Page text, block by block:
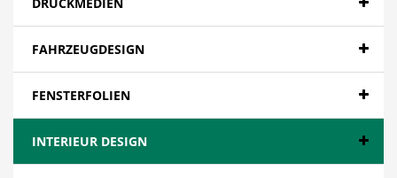
FAHRZEUGDESIGN
FENSTERFOLIEN
INTERIEUR DESIGN